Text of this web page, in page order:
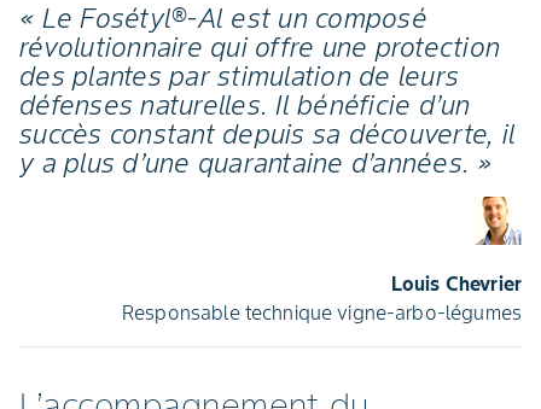
« Le Fosétyl®-Al est un composé
révolutionnaire qui offre une protection
des plantes par stimulation de leurs
défenses naturelles. Il bénéficie d’un
succès constant depuis sa découverte, il
y a plus d’une quarantaine d’années. »
Louis Chevrier
Responsable technique vigne-arbo-légumes